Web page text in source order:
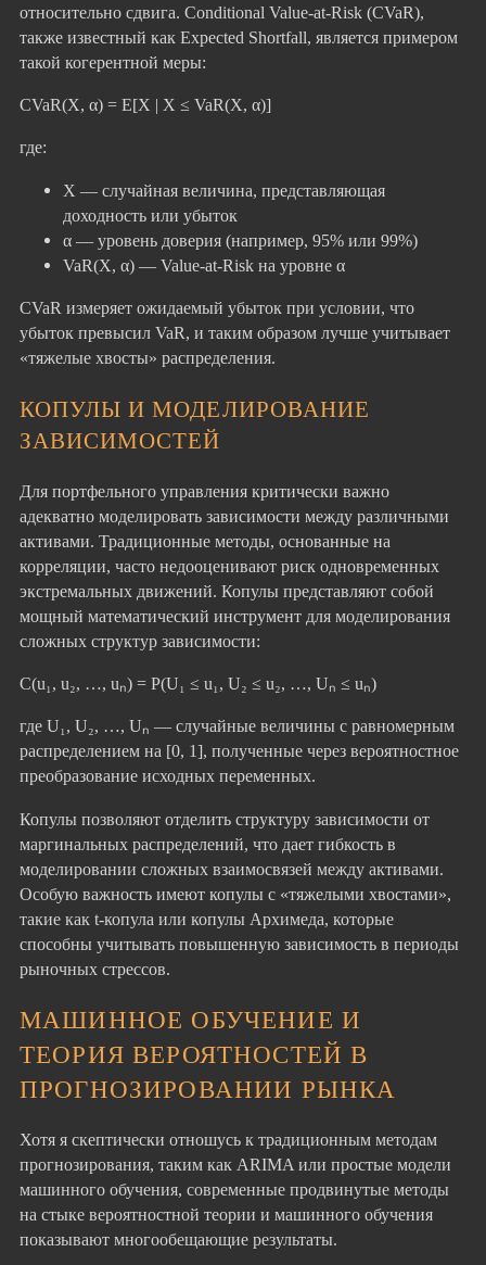
относительно сдвига. Conditional Value-at-Risk (CVaR),
также известный как Expected Shortfall, является примером
такой когерентной меры:
CVaR(X, α) = E[X | X ≤ VaR(X, α)]
где:
X — случайная величина, представляющая
доходность или убыток
α — уровень доверия (например, 95% или 99%)
VaR(X, α) — Value-at-Risk на уровне α
CVaR измеряет ожидаемый убыток при условии, что
убыток превысил VaR, и таким образом лучше учитывает
«тяжелые хвосты» распределения.
КОПУЛЫ И МОДЕЛИРОВАНИЕ
ЗАВИСИМОСТЕЙ
Для портфельного управления критически важно
адекватно моделировать зависимости между различными
активами. Традиционные методы, основанные на
корреляции, часто недооценивают риск одновременных
экстремальных движений. Копулы представляют собой
мощный математический инструмент для моделирования
сложных структур зависимости:
C(u₁, u₂, …, uₙ) = P(U₁ ≤ u₁, U₂ ≤ u₂, …, Uₙ ≤ uₙ)
где U₁, U₂, …, Uₙ — случайные величины с равномерным
распределением на [0, 1], полученные через вероятностное
преобразование исходных переменных.
Копулы позволяют отделить структуру зависимости от
маргинальных распределений, что дает гибкость в
моделировании сложных взаимосвязей между активами.
Особую важность имеют копулы с «тяжелыми хвостами»,
такие как t-копула или копулы Архимеда, которые
способны учитывать повышенную зависимость в периоды
рыночных стрессов.
МАШИННОЕ ОБУЧЕНИЕ И
ТЕОРИЯ ВЕРОЯТНОСТЕЙ В
ПРОГНОЗИРОВАНИИ РЫНКА
Хотя я скептически отношусь к традиционным методам
прогнозирования, таким как ARIMA или простые модели
машинного обучения, современные продвинутые методы
на стыке вероятностной теории и машинного обучения
показывают многообещающие результаты.